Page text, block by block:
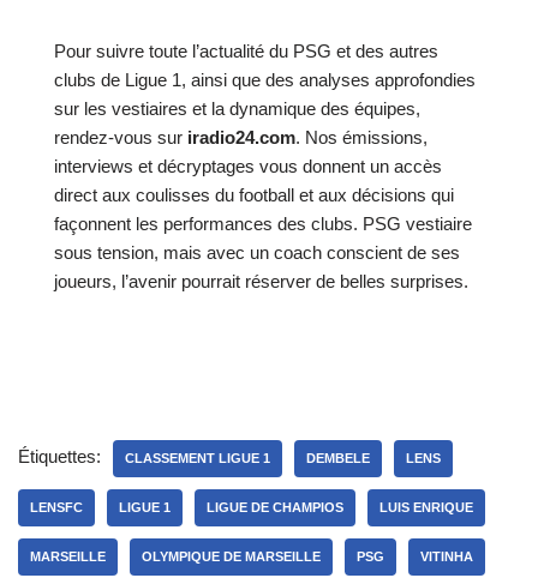
Pour suivre toute l’actualité du PSG et des autres
clubs de Ligue 1, ainsi que des analyses approfondies
sur les vestiaires et la dynamique des équipes,
rendez-vous sur iradio24.com. Nos émissions,
interviews et décryptages vous donnent un accès
direct aux coulisses du football et aux décisions qui
façonnent les performances des clubs. PSG vestiaire
sous tension, mais avec un coach conscient de ses
joueurs, l’avenir pourrait réserver de belles surprises.
Étiquettes: CLASSEMENT LIGUE 1 DEMBELE LENS
LENSFC LIGUE 1 LIGUE DE CHAMPIOS LUIS ENRIQUE
MARSEILLE OLYMPIQUE DE MARSEILLE PSG VITINHA